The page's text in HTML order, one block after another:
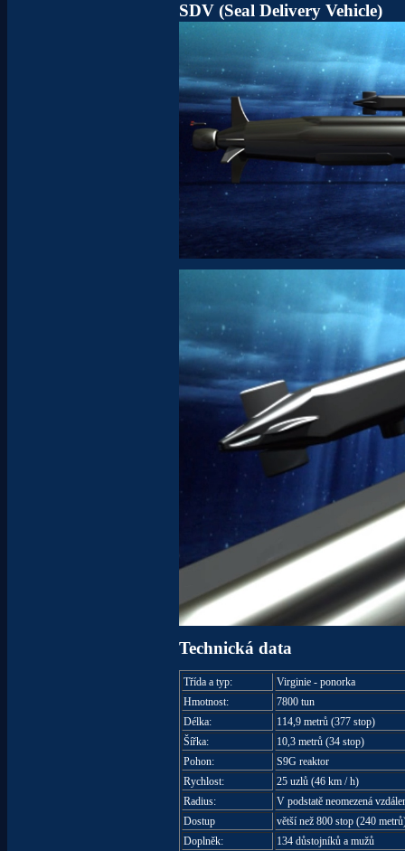
SDV (Seal Delivery Vehicle)
Technická data
Třída a typ: Virginie - ponorka
Hmotnost:
7800 tun
Délka:
114,9 metrů (377 stop)
Šířka:
10,3 metrů (34 stop)
Pohon:
S9G reaktor
Rychlost:
25 uzlů (46 km / h)
Radius:
V podstatě neomezená
Dostup
větší než 800 stop (240
Doplněk:
134 důstojníků a mužů